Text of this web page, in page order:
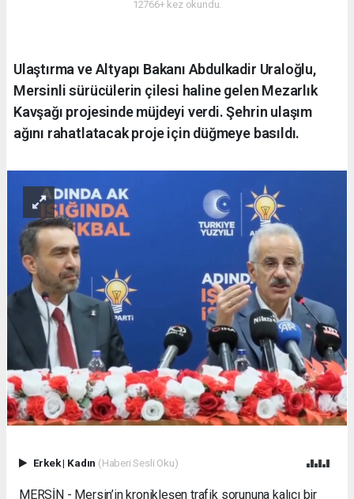
12766+ kez okundu.
Ulaştırma ve Altyapı Bakanı Abdulkadir Uraloğlu,
Mersinli sürücülerin çilesi haline gelen Mezarlık
Kavşağı projesinde müjdeyi verdi. Şehrin ulaşım
ağını rahatlatacak proje için düğmeye basıldı.
Erkek| Kadın (Haberi Sesli Oku)
MERSİN - Mersin’in kronikleşen trafik sorununa kalıcı bir